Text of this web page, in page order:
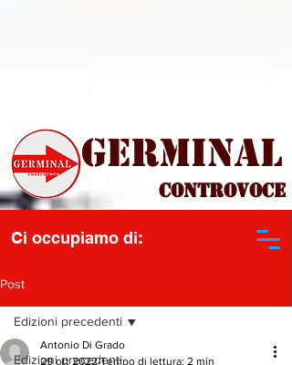
Controvoce
Ci occupiamo di:
Germinal
Post
Edizioni precedenti
Edizioni precedenti
Antonio Di Grado
29 ott 2022 Tempo di lettura: 2 min